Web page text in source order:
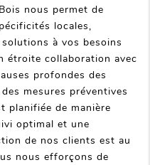
nous permet de
locales,
à vos besoins
étroite collaboration avec
profondes des
mesures préventives
planifiée de manière
optimal et une
de nos clients est au
nous efforçons de